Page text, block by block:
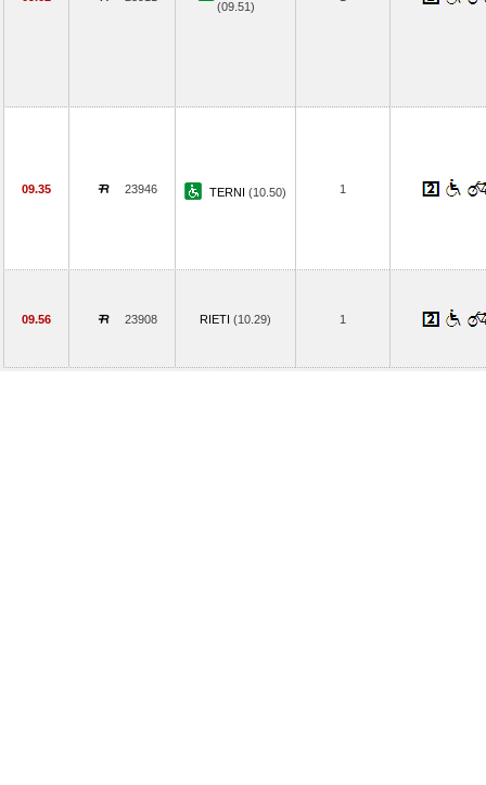
(09.51)
09.35 23946 TERNI (10.50) 1
09.56 23908 RIETI (10.29) 1